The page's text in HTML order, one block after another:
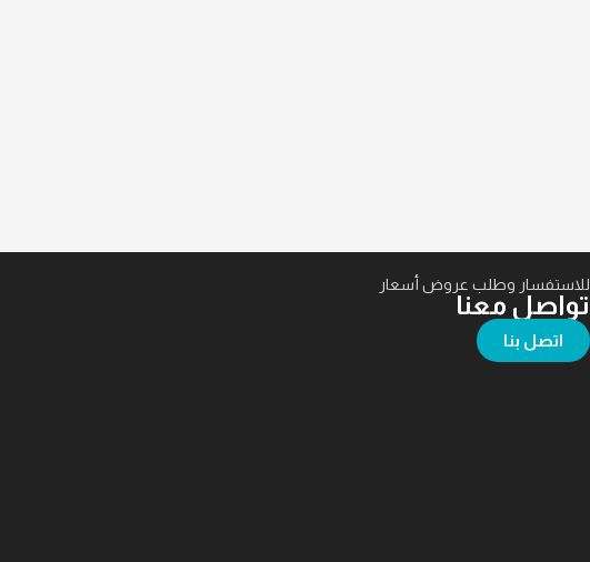
للاستفسار وطلب عروض أسعار
تواصل معنا
اتصل بنا